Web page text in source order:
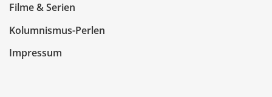
Filme & Serien
Kolumnismus-Perlen
Impressum